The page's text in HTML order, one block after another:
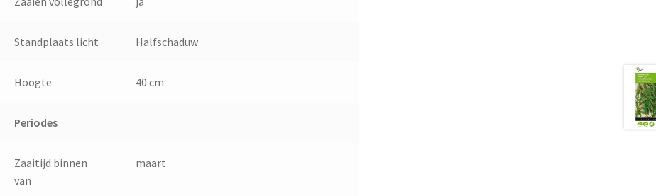
Standplaats licht Halfschaduw
Hoogte 40 cm
Periodes
Zaaitijd binnen
van
maart